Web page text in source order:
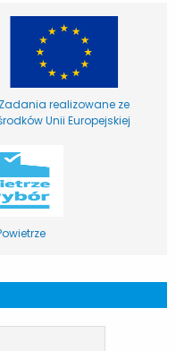
Zadania realizowane ze
Unii Europejskiej